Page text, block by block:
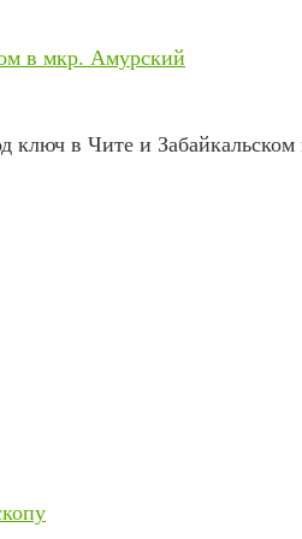
ключ в Чите и Забайкальском